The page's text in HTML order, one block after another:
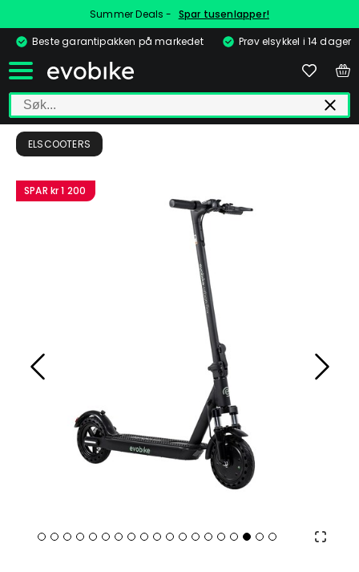
Summer Deals - Spar tusenlapper!
Beste garantipakken på markedet
Prøv elsykkel i 14 dager
ELSCOOTERS
SPAR kr 1 200